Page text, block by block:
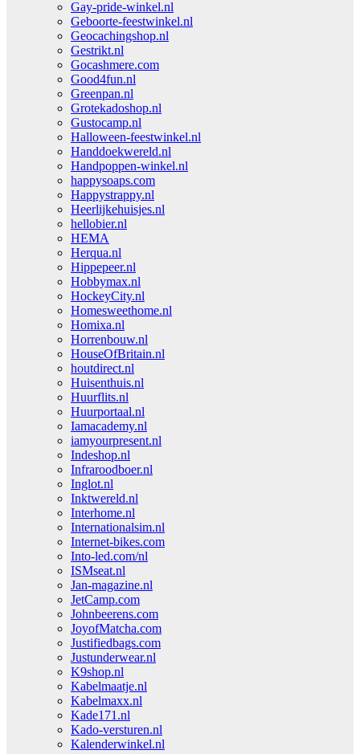
Gay-pride-winkel.nl
Geboorte-feestwinkel.nl
Geocachingshop.nl
Gestrikt.nl
Gocashmere.com
Good4fun.nl
Greenpan.nl
Grotekadoshop.nl
Gustocamp.nl
Halloween-feestwinkel.nl
Handdoekwereld.nl
Handpoppen-winkel.nl
happysoaps.com
Happystrappy.nl
Heerlijkehuisjes.nl
hellobier.nl
HEMA
Herqua.nl
Hippepeer.nl
Hobbymax.nl
HockeyCity.nl
Homesweethome.nl
Homixa.nl
Horrenbouw.nl
HouseOfBritain.nl
houtdirect.nl
Huisenthuis.nl
Huurflits.nl
Huurportaal.nl
Iamacademy.nl
iamyourpresent.nl
Indeshop.nl
Infraroodboer.nl
Inglot.nl
Inktwereld.nl
Interhome.nl
Internationalsim.nl
Internet-bikes.com
Into-led.com/nl
ISMseat.nl
Jan-magazine.nl
JetCamp.com
Johnbeerens.com
JoyofMatcha.com
Justifiedbags.com
Justunderwear.nl
K9shop.nl
Kabelmaatje.nl
Kabelmaxx.nl
Kade171.nl
Kado-versturen.nl
Kalenderwinkel.nl